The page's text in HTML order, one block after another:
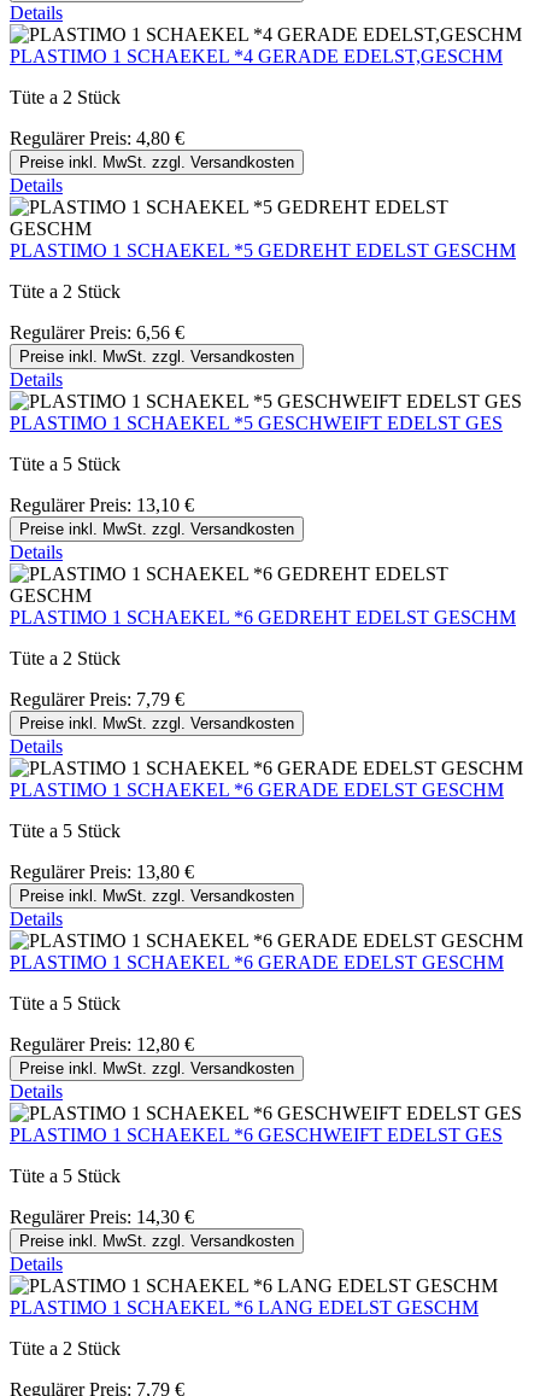
Details
PLASTIMO 1 SCHAEKEL *4 GERADE EDELST,GESCHM
Tüte a 2 Stück
Regulärer Preis: 4,80 €
Preise inkl. MwSt. zzgl. Versandkosten
Details
PLASTIMO 1 SCHAEKEL *5 GEDREHT EDELST GESCHM
Tüte a 2 Stück
Regulärer Preis: 6,56 €
Preise inkl. MwSt. zzgl. Versandkosten
Details
PLASTIMO 1 SCHAEKEL *5 GESCHWEIFT EDELST GES
Tüte a 5 Stück
Regulärer Preis: 13,10 €
Preise inkl. MwSt. zzgl. Versandkosten
Details
PLASTIMO 1 SCHAEKEL *6 GEDREHT EDELST GESCHM
Tüte a 2 Stück
Regulärer Preis: 7,79 €
Preise inkl. MwSt. zzgl. Versandkosten
Details
PLASTIMO 1 SCHAEKEL *6 GERADE EDELST GESCHM
Tüte a 5 Stück
Regulärer Preis: 13,80 €
Preise inkl. MwSt. zzgl. Versandkosten
Details
PLASTIMO 1 SCHAEKEL *6 GERADE EDELST GESCHM
Tüte a 5 Stück
Regulärer Preis: 12,80 €
Preise inkl. MwSt. zzgl. Versandkosten
Details
PLASTIMO 1 SCHAEKEL *6 GESCHWEIFT EDELST GES
Tüte a 5 Stück
Regulärer Preis: 14,30 €
Preise inkl. MwSt. zzgl. Versandkosten
Details
PLASTIMO 1 SCHAEKEL *6 LANG EDELST GESCHM
Tüte a 2 Stück
Regulärer Preis: 7,79 €